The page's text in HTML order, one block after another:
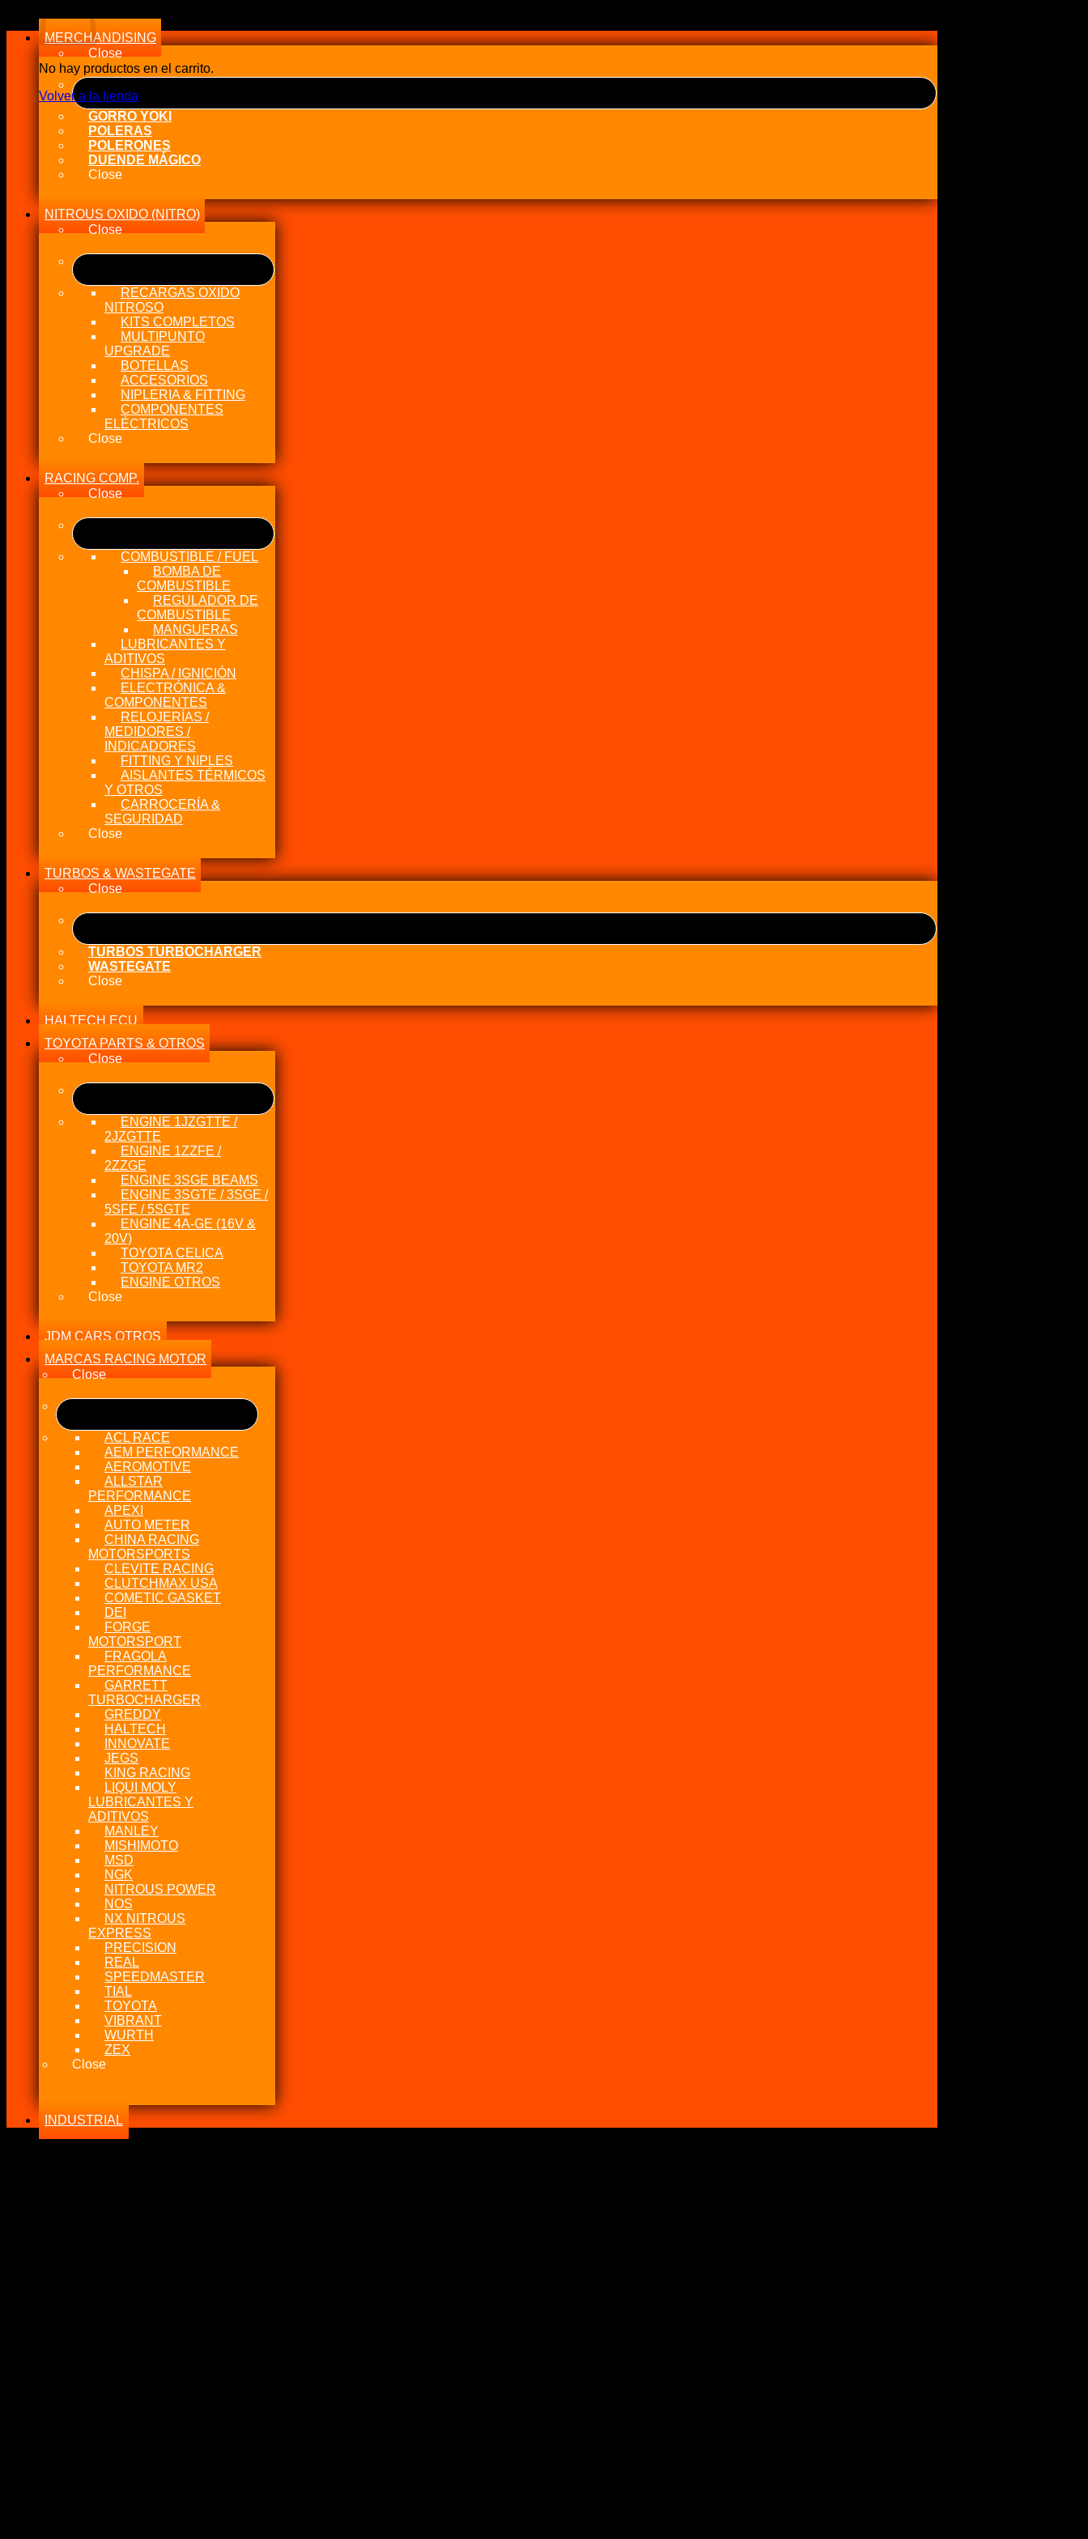
No hay productos en el carrito.
Volver a la tienda
MERCHANDISING
Close
GORRO YOKI
POLERAS
POLERONES
DUENDE MÁGICO
Close
NITROUS OXIDO (NITRO)
Close
RECARGAS OXIDO
NITROSO
KITS COMPLETOS
MULTIPUNTO
UPGRADE
BOTELLAS
ACCESORIOS
NIPLERIA & FITTING
COMPONENTES
ELÉCTRICOS
Close
RACING COMP.
Close
COMBUSTIBLE / FUEL
BOMBA DE
COMBUSTIBLE
REGULADOR DE
COMBUSTIBLE
MANGUERAS
LUBRICANTES Y
ADITIVOS
CHISPA / IGNICIÓN
ELECTRÓNICA &
COMPONENTES
RELOJERÍAS /
MEDIDORES /
INDICADORES
FITTING Y NIPLES
AISLANTES TÉRMICOS
Y OTROS
CARROCERÍA &
SEGURIDAD
Close
TURBOS & WASTEGATE
Close
TURBOS TURBOCHARGER
WASTEGATE
Close
HALTECH ECU
TOYOTA PARTS & OTROS
Close
ENGINE 1JZGTTE /
2JZGTTE
ENGINE 1ZZFE /
2ZZGE
ENGINE 3SGE BEAMS
ENGINE 3SGTE / 3SGE /
5SFE / 5SGTE
ENGINE 4A-GE (16V &
20V)
TOYOTA CELICA
TOYOTA MR2
ENGINE OTROS
Close
JDM CARS OTROS
MARCAS RACING MOTOR
Close
ACL RACE
AEM PERFORMANCE
AEROMOTIVE
ALLSTAR
PERFORMANCE
APEXI
AUTO METER
CHINA RACING
MOTORSPORTS
CLEVITE RACING
CLUTCHMAX USA
COMETIC GASKET
DEI
FORGE
MOTORSPORT
FRAGOLA
PERFORMANCE
GARRETT
TURBOCHARGER
GREDDY
HALTECH
INNOVATE
JEGS
KING RACING
LIQUI MOLY
LUBRICANTES Y
ADITIVOS
MANLEY
MISHIMOTO
MSD
NGK
NITROUS POWER
NOS
NX NITROUS
EXPRESS
PRECISION
REAL
SPEEDMASTER
TIAL
TOYOTA
VIBRANT
WURTH
ZEX
Close
INDUSTRIAL